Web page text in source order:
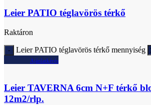
Leier PATIO téglavörös térkő
Raktáron
Leier PATIO téglavörös térkő mennyiség
Ajánlatkérés
Leier TAVERNA 6cm N+F térkő
12m2/rlp.